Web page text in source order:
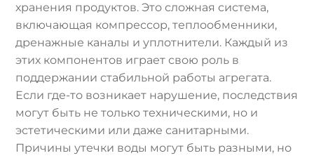
хранения продуктов. Это сложная система,
включающая компрессор, теплообменники,
дренажные каналы и уплотнители. Каждый из
этих компонентов играет свою роль в
поддержании стабильной работы агрегата.
Если где-то возникает нарушение, последствия
могут быть не только техническими, но и
эстетическими или даже санитарными.
Причины утечки воды могут быть разными, но